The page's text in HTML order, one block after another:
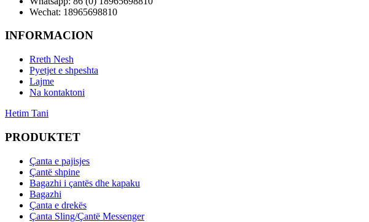
Wechat: 18965698810
INFORMACION
Rreth Nesh
Pyetjet e shpeshta
Lajme
Na kontaktoni
Hetim Tani
PRODUKTET
Çanta e pajisjes
Çantë shpine
Bagazhi i çantës dhe kapaku
Bagazhi
Çanta e drekës
Çanta Sling/Çantë Messenger